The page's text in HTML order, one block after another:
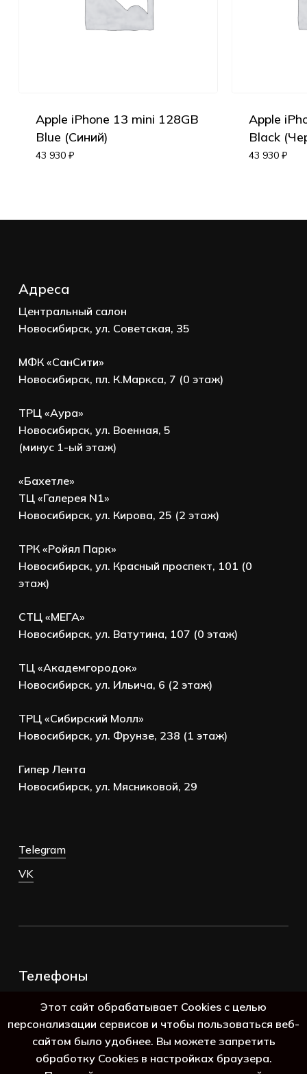
Apple iPhone 13 mini 128GB
Blue (Синий)
43 930 ₽
Apple
Black
43 930 ₽
Адреса
Центральный салон
Новосибирск, ул. Советская, 35
МФК «СанСити»
Новосибирск, пл. К.Маркса, 7 (0 этаж)
ТРЦ «Аура»
Новосибирск, ул. Военная, 5
(минус 1-ый этаж)
«Бахетле»
ТЦ «Галерея N1»
Новосибирск, ул. Кирова, 25 (2 этаж)
ТРК «Ройял Парк»
Новосибирск, ул. Красный проспект, 101 (0
этаж)
СТЦ «МЕГА»
Новосибирск, ул. Ватутина, 107 (0 этаж)
ТЦ «Академгородок»
Новосибирск, ул. Ильича, 6 (2 этаж)
ТРЦ «Сибирский Молл»
Новосибирск, ул. Фрунзе, 238 (1 этаж)
Гипер Лента
Новосибирск, ул. Мясниковой, 29
Telegram
VK
Телефоны
8 (800) 250-69-39
Этот сайт обрабатывает Cookies с целью
персонализации сервисов и чтобы пользоваться веб-
сайтом было удобнее. Вы можете запретить
обработку Cookies в настройках браузера.